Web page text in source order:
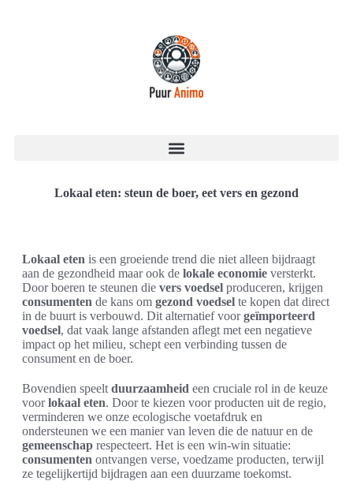
Lokaal eten: steun de boer, eet vers en gezond
Lokaal eten is een groeiende trend die niet alleen bijdraagt
aan de gezondheid maar ook de lokale economie versterkt.
Door boeren te steunen die vers voedsel produceren, krijgen
consumenten de kans om gezond voedsel te kopen dat direct
in de buurt is verbouwd. Dit alternatief voorgeïmporteerd
voedsel, dat vaak lange afstanden aflegt met een negatieve
impact op het milieu, schept een verbinding tussen de
consument en de boer.
Bovendien speelt duurzaamheid een cruciale rol in de keuze
voorlokaal eten. Door te kiezen voor producten uit de regio,
verminderen we onze ecologische voetafdruk en
ondersteunen we een manier van leven die de natuur en de
gemeenschap respecteert. Het is een win-win situatie:
consumenten ontvangen verse, voedzame producten, terwijl
ze tegelijkertijd bijdragen aan een duurzame toekomst.